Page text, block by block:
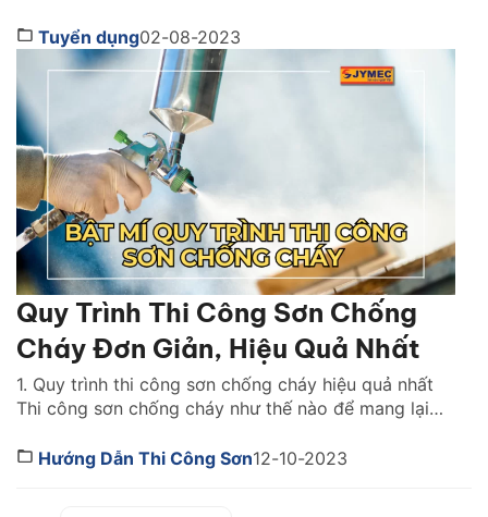
cháy cho công trình mà bạn không nên bỏ lỡ. - Sơn
chống cháy bảo vệ kết cấu công trình: […]
Tuyển dụng02-08-2023
Quy Trình Thi Công Sơn Chống
Cháy Đơn Giản, Hiệu Quả Nhất
1. Quy trình thi công sơn chống cháy hiệu quả nhất
Thi công sơn chống cháy như thế nào để mang lại
công? Để đạt được hiệu quả tối ưu cần có đội ngũ
Hướng Dẫn Thi Công Sơn12-10-2023